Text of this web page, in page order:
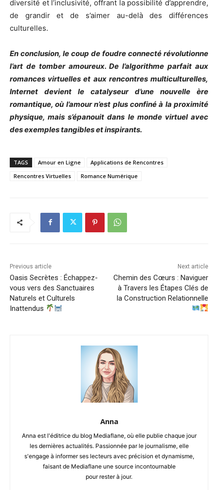
diversité et l’inclusivité, offrant la possibilité d’apprendre,
de grandir et de s’aimer au-delà des différences
culturelles.
En conclusion, le coup de foudre connecté révolutionne
l’art de tomber amoureux. De l’algorithme parfait aux
romances virtuelles et aux rencontres multiculturelles,
Internet devient le catalyseur d’une nouvelle ère
romantique, où l’amour n’est plus confiné à la proximité
physique, mais s’épanouit dans le monde virtuel avec
des exemples tangibles et inspirants.
TAGS Amour en Ligne
Applications de Rencontres
Rencontres Virtuelles
Romance Numérique
Previous article
Oasis Secrètes : Échappez-
vous vers des Sanctuaires
Naturels et Culturels
Inattendus
Next article
Chemin des Cœurs : Naviguer
à Travers les Étapes Clés de
la Construction Relationnelle
Anna
Anna est l'éditrice du blog Mediaflane, où elle publie chaque jour
les dernières actualités. Passionnée par le journalisme, elle
s'engage à informer ses lecteurs avec précision et dynamisme,
faisant de Mediaflane une source incontournable
pour rester à jour.